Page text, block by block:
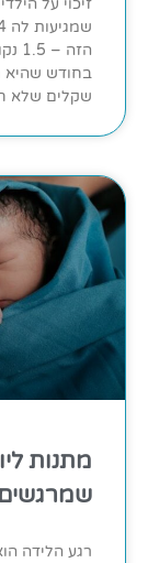
זיכוי על
שקלים שלא
מתנות
רגע הלידה